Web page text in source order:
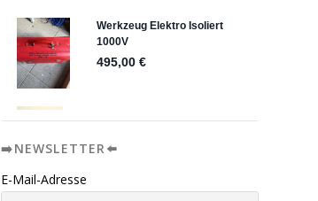
➡️NEWSLETTER⬅️
E-Mail-Adresse